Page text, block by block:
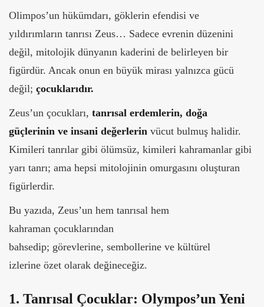
Olimpos’un hükümdarı, göklerin efendisi ve
yıldırımların tanrısı Zeus… Sadece evrenin düzenini
değil, mitolojik dünyanın kaderini de belirleyen bir
figürdür. Ancak onun en büyük mirası yalnızca gücü
değil; çocuklarıdır.
Zeus’un çocukları, tanrısal erdemlerin, doğa
güçlerinin ve insani değerlerin vücut bulmuş halidir.
Kimileri tanrılar gibi ölümsüz, kimileri kahramanlar gibi
yarı tanrı; ama hepsi mitolojinin omurgasını oluşturan
figürlerdir.
Bu yazıda, Zeus’un hem tanrısal hem
kahraman çocuklarından
bahsedip; görevlerine, sembollerine ve kültürel
izlerine özet olarak değineceğiz.
1. Tanrısal Çocuklar: Olympos’un Yeni